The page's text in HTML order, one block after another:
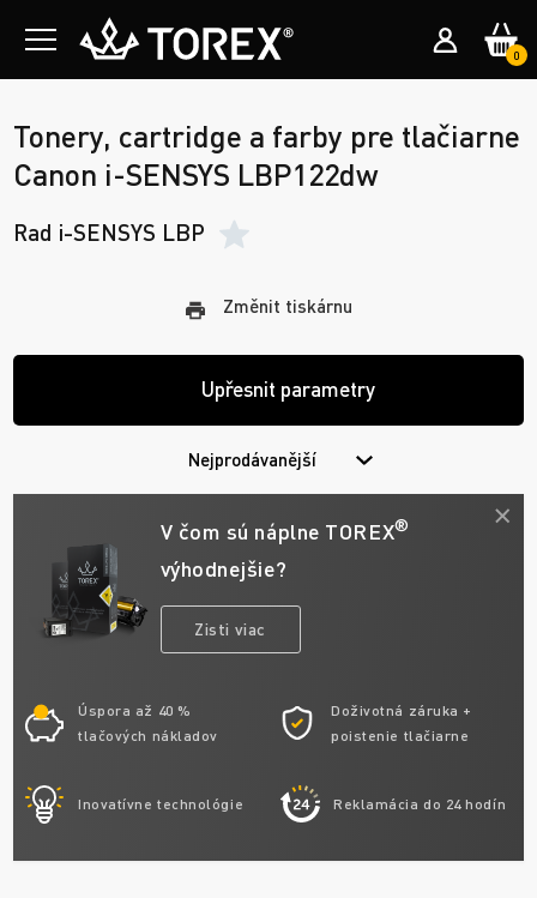
0
Tonery, cartridge a farby pre tlačiarne
Canon i-SENSYS LBP122dw
Rad i-SENSYS LBP
Změnit tiskárnu
Upřesnit parametry
Nejprodávanější
V čom sú náplne TOREX®
výhodnejšie?
Zisti viac
Úspora až 40 %
tlačových nákladov
Doživotná záruka +
poistenie tlačiarne
Inovatívne technológie Reklamácia do 24 hodín